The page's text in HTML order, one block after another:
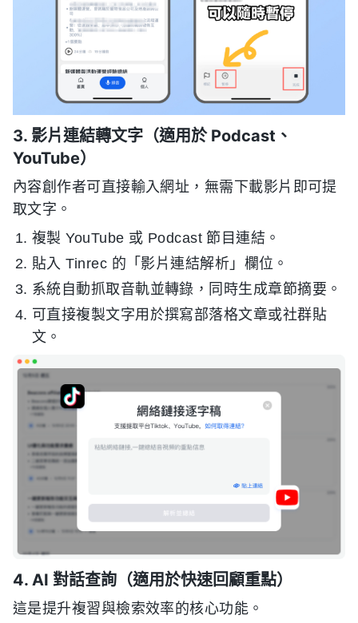
3. 影片連結轉文字（適用於 Podcast、
YouTube）
內容創作者可直接輸入網址，無需下載影片即可提
取文字。
複製 YouTube 或 Podcast 節目連結。
貼入 Tinrec 的「影片連結解析」欄位。
系統自動抓取音軌並轉錄，同時生成章節摘要。
可直接複製文字用於撰寫部落格文章或社群貼
文。
4. AI 對話查詢（適用於快速回顧重點）
這是提升複習與檢索效率的核心功能。